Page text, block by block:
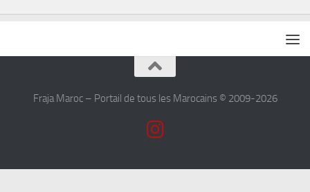
Fraja Maroc – Portail de tous les Marocains © 2009-2026